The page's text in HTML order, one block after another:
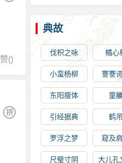
赞()
拼
典故
伐枳之咏 橘心
小蛮杨柳 謇謇
东阳瘦体 童
引经据典 鹤吊
罗浮之梦 窥及
尺璧寸阴 大儿孔